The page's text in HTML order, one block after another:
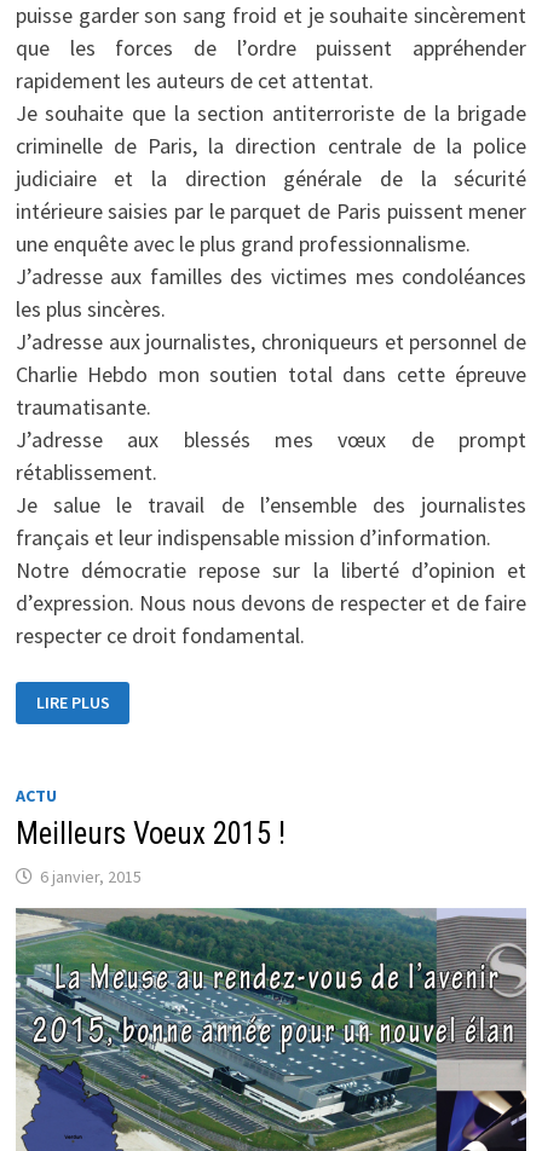
puisse garder son sang froid et je souhaite sincèrement
que les forces de l’ordre puissent appréhender
rapidement les auteurs de cet attentat.
Je souhaite que la section antiterroriste de la brigade
criminelle de Paris, la direction centrale de la police
judiciaire et la direction générale de la sécurité
intérieure saisies par le parquet de Paris puissent mener
une enquête avec le plus grand professionnalisme.
J’adresse aux familles des victimes mes condoléances
les plus sincères.
J’adresse aux journalistes, chroniqueurs et personnel de
Charlie Hebdo mon soutien total dans cette épreuve
traumatisante.
J’adresse aux blessés mes vœux de prompt
rétablissement.
Je salue le travail de l’ensemble des journalistes
français et leur indispensable mission d’information.
Notre démocratie repose sur la liberté d’opinion et
d’expression. Nous nous devons de respecter et de faire
respecter ce droit fondamental.
HEBDO
VICTIME
LIRE PLUS
ACTU
Meilleurs Voeux 2015 !
6 janvier, 2015